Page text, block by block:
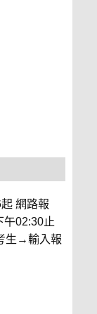
網路報
午02:30止
生→輸入報